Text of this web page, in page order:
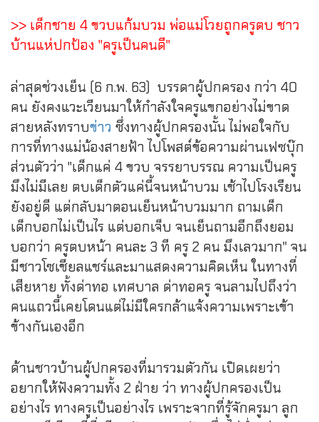
>> เด็กชาย 4 ขวบแก้มบวม พ่อแม่โวยถูกครูตบ ชาว
บ้านแห่ปกป้อง "ครูเป็นคนดี"
ล่าสุดช่วงเย็น (6 ก.พ. 63) บรรดาผู้ปกครอง กว่า 40
คน ยังคงแวะเวียนมาให้กำลังใจครูแขกอย่างไม่ขาด
สายหลังทราบข่าว ซึ่งทางผู้ปกครองนั้น ไม่พอใจกับ
การที่ทางแม่น้องสายฟ้า ไปโพสต์ข้อความผ่านเฟซบุ๊ก
ส่วนตัวว่า "เด็กแค่ 4 ขวบ จรรยาบรรณ ความเป็นครู
มึงไม่มีเลย ตบเด็กตัวแค่นี้จนหน้าบวม เช้าไปโรงเรียน
ยังอยู่ดี แต่กลับมาตอนเย็นหน้าบวมมาก ถามเด็ก
เด็กบอกไม่เป็นไร แต่บอกเจ็บ จนเย็นถามอีกถึงยอม
บอกว่า ครูตบหน้า คนละ 3 ที ครู 2 คน มึงเลวมาก" จน
มีชาวโซเชียลแชร์และมาแสดงความคิดเห็น ในทางที่
เสียหาย ทั้งด่าทอ เทศบาล ด่าทอครู จนลามไปถึงว่า
คนแถวนี้เคยโดนแต่ไม่มีใครกล้าแจ้งความเพราะเข้า
ข้างกันเองอีก
ด้านชาวบ้านผู้ปกครองที่มารวมตัวกัน เปิดเผยว่า
อยากให้ฟังความทั้ง 2 ฝ่าย ว่า ทางผู้ปกครองเป็น
อย่างไร ทางครูเป็นอย่างไร เพราะจากที่รู้จักครูมา ลูก